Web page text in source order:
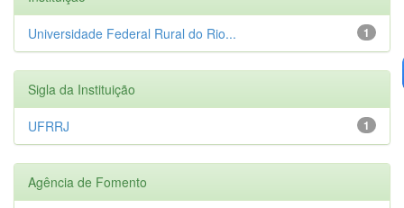
1
Universidade Federal Rural do Rio...
Sigla da Instituição
1
UFRRJ
Agência de Fomento